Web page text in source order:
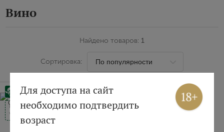
Вино
Найдено товаров: 1
Сортировка:
HVE
VDD
Для доступа на сайт
необходимо подтвердить
возраст
Вход Регистрация